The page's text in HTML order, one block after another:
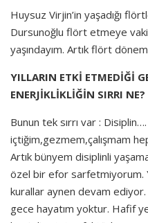
Huysuz Virjin’in yaşadığı
Dursunoğlu flört etmeye
yaşındayım. Artık flört
YILLARIN ETKİ ETMEDİĞİ
ENERJİKLİKLİĞİN SIRRI NE?
Bunun tek sırrı var :
içtiğim,gezmem,çalışmam
Artık bünyem disiplinli
özel bir efor sarfetmiyorum.
kurallar aynen devam
gece hayatım yoktur. Hafif